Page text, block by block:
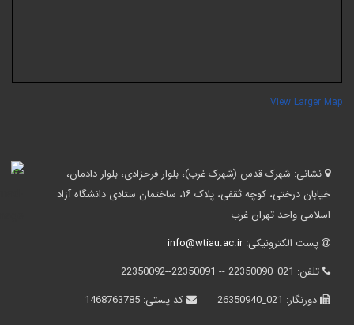
View Larger
نشانی:شهرک قدس (شهرک غرب)، بلوار فرحزادی، بلوار دادمان،
خیابان درختی، کوچه ثقفی، پلاک ۱۶، ساختمان ستادی دانشگاه آزاد
اسلامی واحد تهران غرب
پست الکترونیکی:info@wtiau.ac.ir
تلفن:021_22350090 -- 22350091--22350092
دورنگار:021_26350940 کد پستی:1468763785